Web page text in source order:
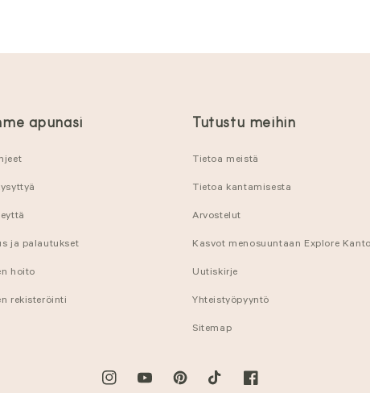
apunasi
ja palautukset
hoito
rekisteröinti
Tutustu meihin
Tietoa meistä
Tietoa kantamisesta
Arvostelut
Kasvot menosuuntaan Explore
Uutiskirje
Yhteistyöpyyntö
Sitemap
InstagramYouTubePinterestTikTok Facebook